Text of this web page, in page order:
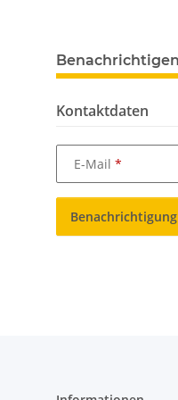
Kontaktdaten
E-Mail